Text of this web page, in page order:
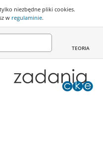
tylko niezbędne pliki cookies.
w regulaminie.
TEORIA